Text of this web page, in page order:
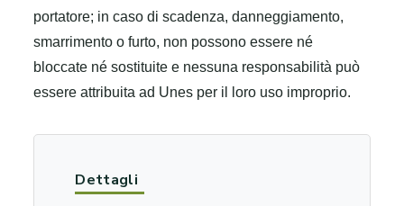
portatore; in caso di scadenza, danneggiamento,
smarrimento o furto, non possono essere né
bloccate né sostituite e nessuna responsabilità può
essere attribuita ad Unes per il loro uso improprio.
Dettagli